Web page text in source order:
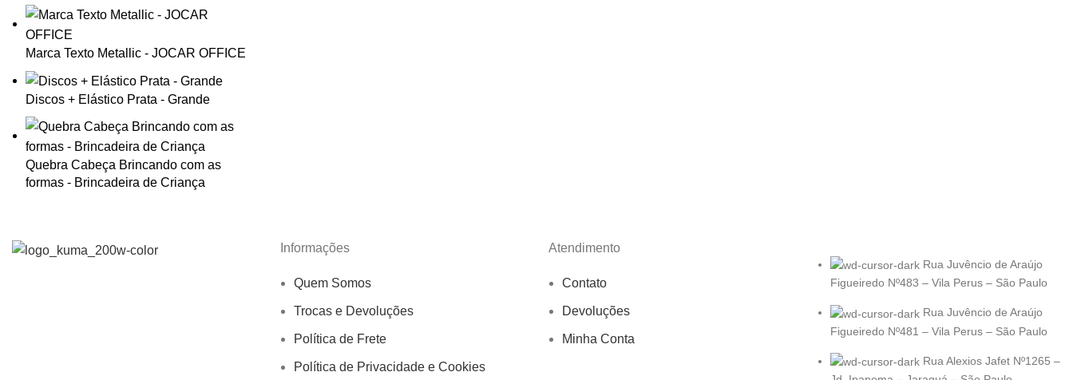
Marca Texto Metallic - JOCAR OFFICE
Discos + Elástico Prata - Grande
Quebra Cabeça Brincando com as
formas - Brincadeira de Criança
Informações
Quem Somos
Trocas e Devoluções
Política de Frete
Política de Privacidade e Cookies
Atendimento
Contato
Devoluções
Minha Conta
Rua Juvêncio de Araújo
Figueiredo Nº483 – Vila Perus – São Paulo
Rua Juvêncio de Araújo
Figueiredo Nº481 – Vila Perus – São Paulo
Rua Alexios Jafet Nº1265 –